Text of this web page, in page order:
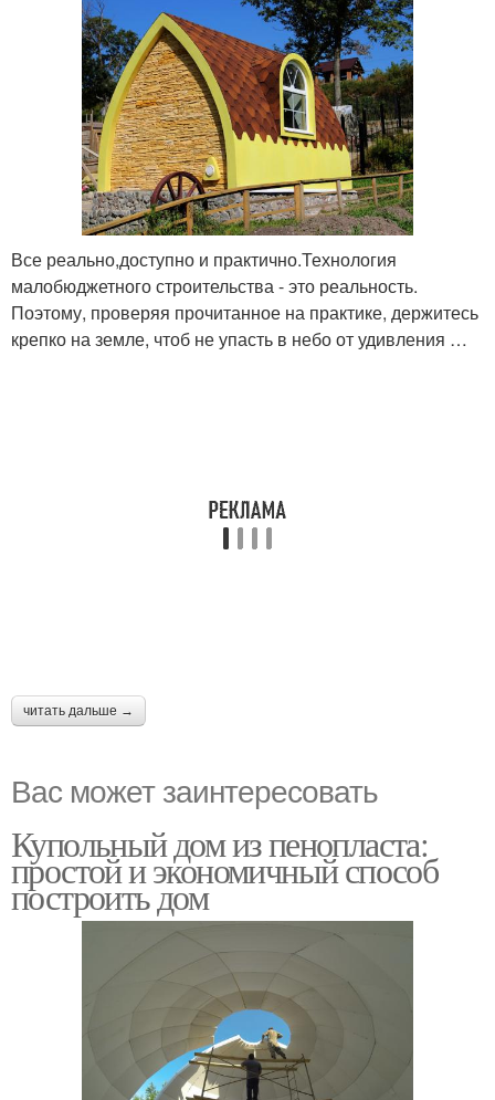
Все реально,доступно и практично.Технология
малобюджетного строительства - это реальность.
Поэтому, проверяя прочитанное на практике, держитесь
крепко на земле, чтоб не упасть в небо от удивления …
читать дальше →
Вас может заинтересовать
Купольный дом из пенопласта:
простой и экономичный способ
построить дом